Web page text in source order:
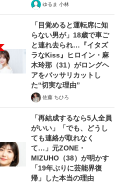
ゆるま 小林
「目覚めると運転席に知
らない男が」18歳で車ご
と連れ去られ…『イタズ
ラなKiss』ヒロイン・麻
木玲那（31）がロングヘ
アをバッサリカットし
た“切実な理由”
佐藤 ちひろ
「再結成するなら5人全員
がいい」「でも、どうし
ても連絡が取れなく
て…」元ZONE・
MIZUHO（38）が明かす
「19年ぶりに芸能界復
帰」した本当の理由